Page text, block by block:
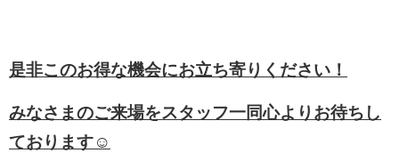
是非このお得な機会にお立ち寄りください！
みなさまのご来場をスタッフ一同心よりお待ちし
ております☺